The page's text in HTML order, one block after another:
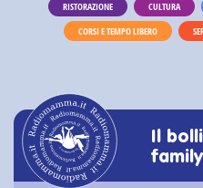
RISTORAZIONE CULTURA
CORSI E TEMPO LIBERO
Il